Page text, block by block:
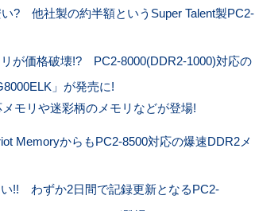
? 他社製の約半額というSuper Talent製PC2-
が価格破壊!? PC2-8000(DDR2-1000)対応の
」が発売に!
モリや迷彩柄のメモリなどが登場!
MemoryからもPC2-8500対応の爆速DDR2メ
!! わずか2日間で記録更新となるPC2-